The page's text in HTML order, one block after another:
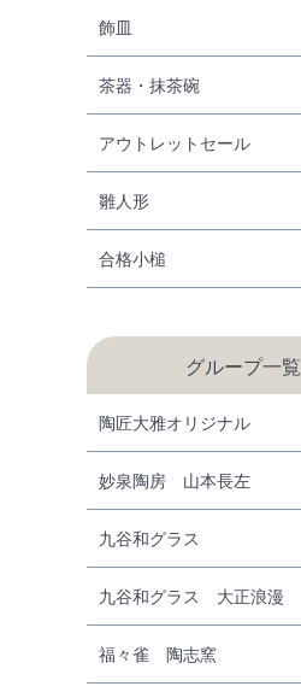
飾皿
茶器・抹茶碗
アウトレットセール
雛人形
合格小槌
グループ一覧
陶匠大雅オリジナル
妙泉陶房 山本長左
九谷和グラス
九谷和グラス 大正浪漫
福々雀 陶志窯